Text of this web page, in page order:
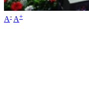
A- A+